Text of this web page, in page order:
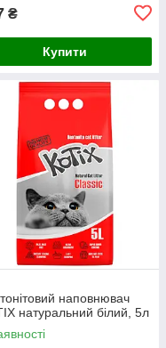
₴
Купити
наповнювач
натуральний білий, 5л